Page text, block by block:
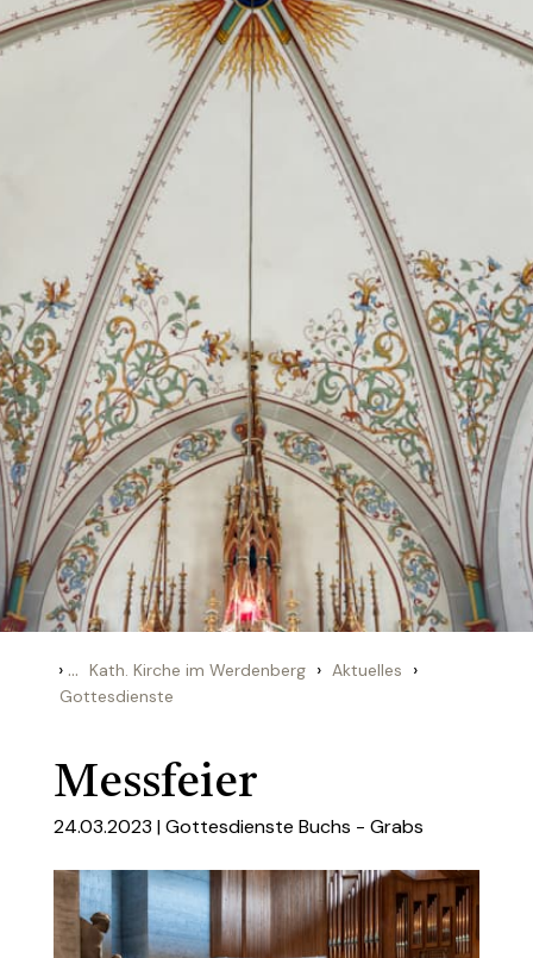
› ... Kath. Kirche im Werdenberg › Aktuelles ›
Gottesdienste
Messfeier
24.03.2023 |Gottesdienste Buchs - Grabs